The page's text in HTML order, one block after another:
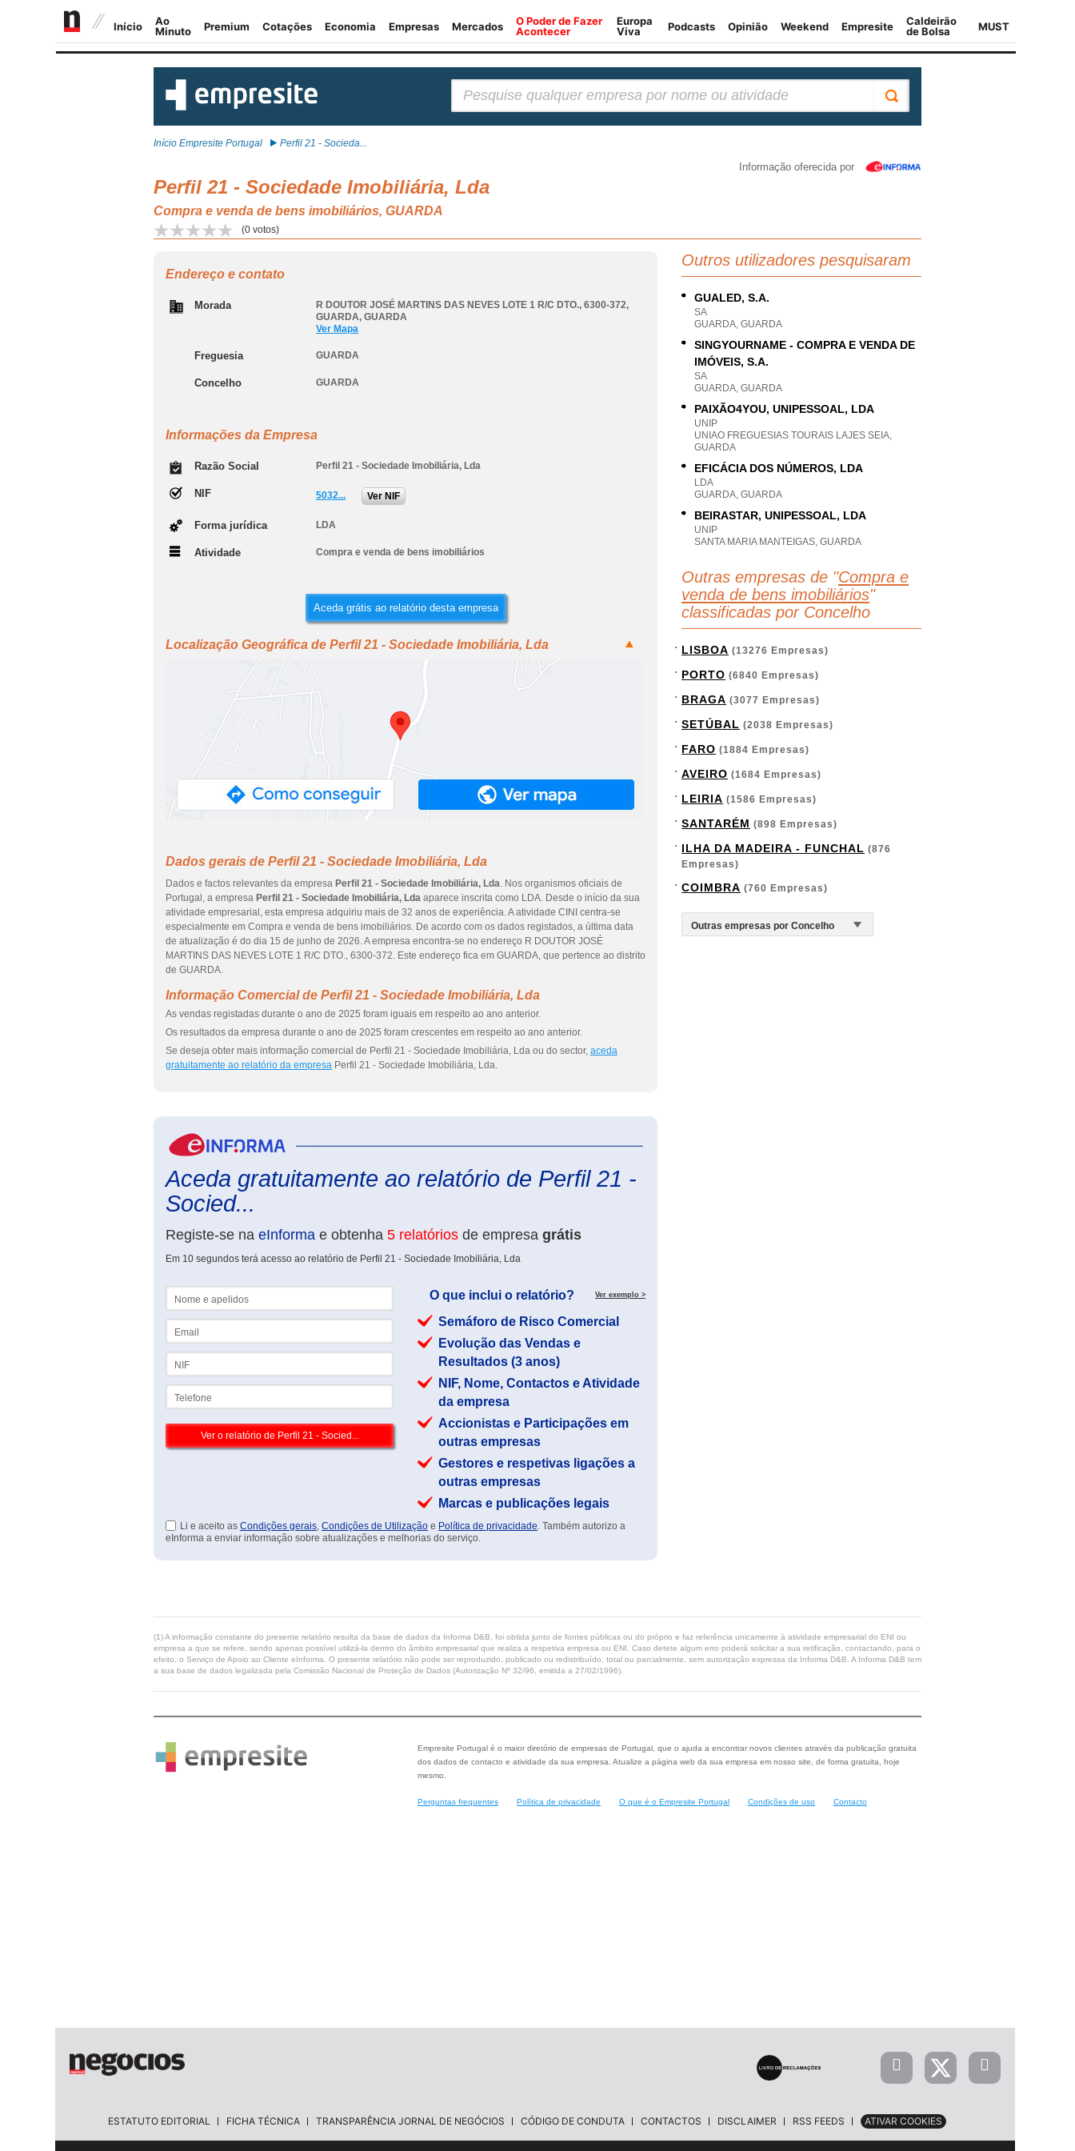
Início Empresite Portugal Perfil 21 - Socieda...
Informação oferecida por
Perfil 21 - Sociedade Imobiliária, Lda
Compra e venda de bens imobiliários, GUARDA
(0 votos)
Endereço e contato
Morada R DOUTOR JOSÉ MARTINS DAS NEVES LOTE 1 R/C DTO., 6300-372,
GUARDA, GUARDA
Ver Mapa
Freguesia GUARDA
Concelho GUARDA
Informações da Empresa
Razão Social Perfil 21 - Sociedade Imobiliária, Lda
NIF 5032... Ver NIF
Forma jurídica LDA
Atividade Compra e venda de bens imobiliários
Aceda grátis ao relatório desta empresa
Localização Geográfica de Perfil 21 - Sociedade Imobiliária, Lda
Dados gerais de Perfil 21 - Sociedade Imobiliária, Lda
Dados e factos relevantes da empresa Perfil 21 - Sociedade Imobiliária, Lda. Nos organismos oficiais de
Portugal, a empresa Perfil 21 - Sociedade Imobiliária, Lda aparece inscrita como LDA. Desde o início da sua
atividade empresarial, esta empresa adquiriu mais de 32 anos de experiência. A atividade CINI centra-se
especialmente em Compra e venda de bens imobiliários. De acordo com os dados registados, a última data
de atualização é do dia 15 de junho de 2026. A empresa encontra-se no endereço R DOUTOR JOSÉ
MARTINS DAS NEVES LOTE 1 R/C DTO., 6300-372. Este endereço fica em GUARDA, que pertence ao distrito
de GUARDA.
Informação Comercial de Perfil 21 - Sociedade Imobiliária, Lda
As vendas registadas durante o ano de 2025 foram iguais em respeito ao ano anterior.
Os resultados da empresa durante o ano de 2025 foram crescentes em respeito ao ano anterior.
Se deseja obter mais informação comercial de Perfil 21 - Sociedade Imobiliária, Lda ou do sector, aceda
gratuitamente ao relatório da empresa Perfil 21 - Sociedade Imobiliária, Lda.
Aceda gratuitamente ao relatório de Perfil 21 -
Socied...
Registe-se na eInforma e obtenha 5 relatórios de empresa grátis
Em 10 segundos terá acesso ao relatório de Perfil 21 - Sociedade Imobiliária, Lda
O que inclui o relatório? Ver exemplo >
Semáforo de Risco Comercial
Evolução das Vendas e
Resultados (3 anos)
NIF, Nome, Contactos e Atividade
da empresa
Accionistas e Participações em
outras empresas
Gestores e respetivas ligações a
outras empresas
Marcas e publicações legais
Li e aceito as Condições gerais, Condições de Utilização e Política de privacidade. Também autorizo a
eInforma a enviar informação sobre atualizações e melhorias do serviço.
Outros utilizadores pesquisaram
GUALED, S.A.
SA
GUARDA, GUARDA
SINGYOURNAME - COMPRA E VENDA DE
IMÓVEIS, S.A.
SA
GUARDA, GUARDA
PAIXÃO4YOU, UNIPESSOAL, LDA
UNIP
UNIAO FREGUESIAS TOURAIS LAJES SEIA,
GUARDA
EFICÁCIA DOS NÚMEROS, LDA
LDA
GUARDA, GUARDA
BEIRASTAR, UNIPESSOAL, LDA
UNIP
SANTA MARIA MANTEIGAS, GUARDA
Outras empresas de "Compra e
venda de bens imobiliários"
classificadas por Concelho
LISBOA (13276 Empresas)
PORTO (6840 Empresas)
BRAGA (3077 Empresas)
SETÚBAL (2038 Empresas)
FARO (1884 Empresas)
AVEIRO (1684 Empresas)
LEIRIA (1586 Empresas)
SANTARÉM (898 Empresas)
ILHA DA MADEIRA - FUNCHAL (876
Empresas)
COIMBRA (760 Empresas)
(1) A informação constante do presente relatório resulta da base de dados da Informa D&B, foi obtida junto de fontes públicas ou do próprio e faz referência unicamente à atividade empresarial do ENI ou
empresa a que se refere, sendo apenas possível utilizá-la dentro do âmbito empresarial que realiza a respetiva empresa ou ENI. Caso detete algum erro poderá solicitar a sua retificação, contactando, para o
efeito, o Serviço de Apoio ao Cliente eInforma. O presente relatório não pode ser reproduzido, publicado ou redistribuído, total ou parcialmente, sem autorização expressa da Informa D&B. A Informa D&B tem
a sua base de dados legalizada pela Comissão Nacional de Proteção de Dados (Autorização Nº 32/96, emitida a 27/02/1996).
Empresite Portugal é o maior diretório de empresas de Portugal, que o ajuda a encontrar novos clientes através da publicação gratuita
dos dados de contacto e atividade da sua empresa. Atualize a página web da sua empresa em nosso site, de forma gratuita, hoje
mesmo.
Perguntas frequentes Política de privacidade O que é o Empresite Portugal Condições de uso Contacto